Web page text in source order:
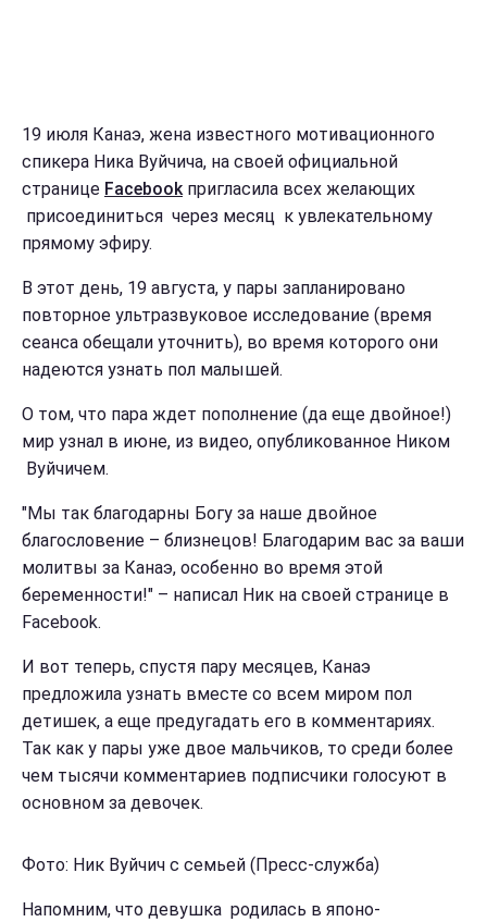
19 июля Канаэ, жена известного мотивационного
спикера Ника Вуйчича, на своей официальной
странице Facebookпригласила всех желающих
присоединиться через месяц к увлекательному
прямому эфиру.
В этот день, 19 августа, у пары запланировано
повторное ультразвуковое исследование (время
сеанса обещали уточнить), во время которого они
надеются узнать пол малышей.
О том, что пара ждет пополнение (да еще двойное!)
мир узнал в июне, из видео, опубликованное Ником
Вуйчичем.
"Мы так благодарны Богу за наше двойное
благословение – близнецов! Благодарим вас за ваши
молитвы за Канаэ, особенно во время этой
беременности!" – написал Ник на своей странице в
Facebook.
И вот теперь, спустя пару месяцев, Канаэ
предложила узнать вместе со всем миром пол
детишек, а еще предугадать его в комментариях.
Так как у пары уже двое мальчиков, то среди более
чем тысячи комментариев подписчики голосуют в
основном за девочек.
Фото: Ник Вуйчич с семьей (Пресс-служба)
Напомним, что девушка родилась в японо-